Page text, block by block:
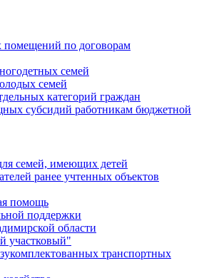
помещений по договорам
семей
семей
категорий граждан
субсидий работникам бюджетной
семей, имеющих детей
ранее учтенных объектов
помощь
поддержки
области
участковый"
транспортных